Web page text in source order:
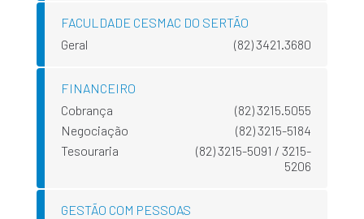
FACULDADE CESMAC DO SERTÃO
Geral
(82) 3421.3680
FINANCEIRO
Cobrança
(82) 3215.5055
Negociação
(82) 3215-5184
Tesouraria
(82) 3215-5091 / 3215-
5206
GESTÃO COM PESSOAS